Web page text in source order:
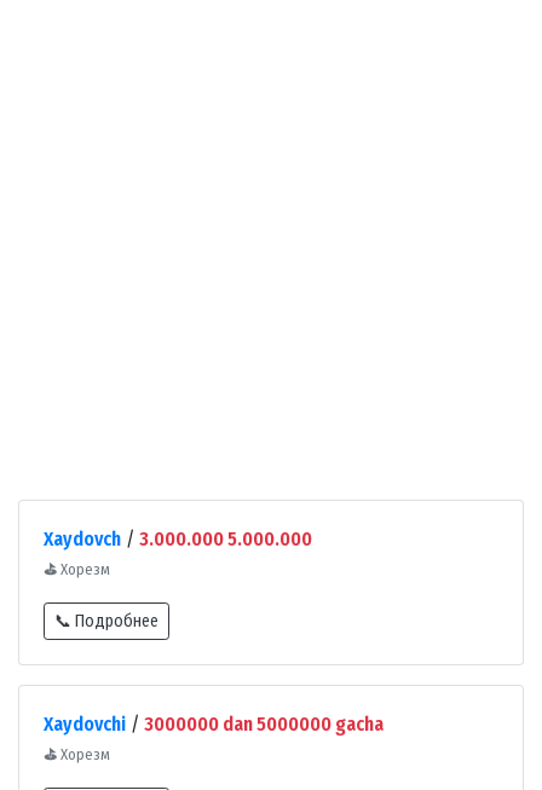
Xaydovch / 3.000.000 5.000.000
⛳ Хорезм
📞 Подробнее
Xaydovchi / 3000000 dan 5000000 gacha
⛳ Хорезм